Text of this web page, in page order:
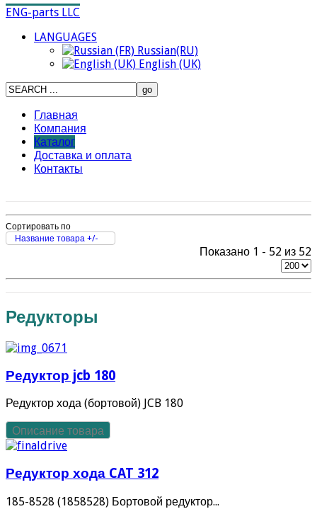
ENG-parts LLC
LANGUAGES
Russian(RU)
English (UK)
Главная
Компания
Каталог
Доставка и оплата
Контакты
Сортировать по
Название товара +/-
Показано 1 - 52 из 52
Редукторы
Редуктор jcb 180
Редуктор хода (бортовой) JCB 180
Описание товара
Редуктор хода CAT 312
185-8528 (1858528) Бортовой редуктор...